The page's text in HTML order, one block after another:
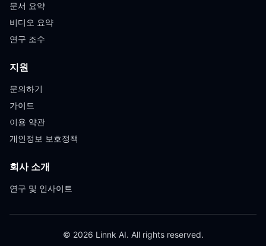
문서 요약
비디오 요약
연구 조수
지원
문의하기
가이드
이용 약관
개인정보 보호정책
회사 소개
연구 및 인사이트
© 2026 Linnk AI. All rights reserved.